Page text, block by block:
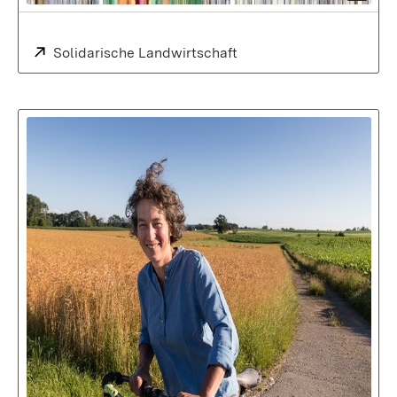
Extern:
Solidarische Landwirtschaft